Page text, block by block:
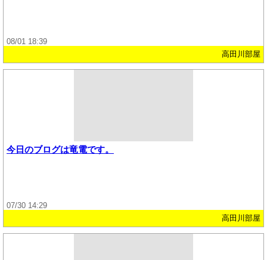
08/01 18:39
高田川部屋
今日のブログは竜電です。
07/30 14:29
高田川部屋